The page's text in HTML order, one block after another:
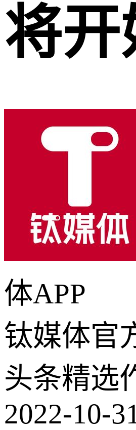
将开
体APP
钛媒体官
头条精选
2022-10-